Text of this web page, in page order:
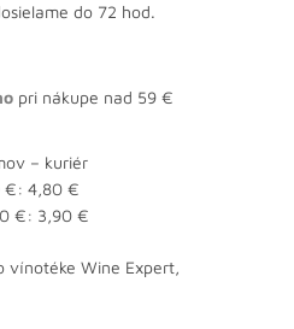
do 72 hod.
pri nákupe nad 59 €
– kuriér
€: 4,80 €
€: 3,90 €
vínotéke Wine Expert,